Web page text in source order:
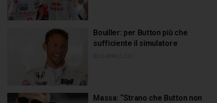
Bouiller: per Button più che
sufficiente il simulatore
Massa: “Strano che Button non